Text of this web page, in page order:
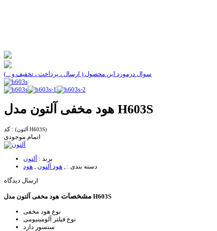
سوال درمورد این محصول ( ارسال ، پرداخت ، تخفیف و ...)
هود مخفی آلتون مدل H603S
کد : (آلتون H603S)
اتمام موجودی
برند : آلتون
دسته بندی :
هود آلتون
هود
ارسال دیدگاه
مشخصات هود مخفی آلتون مدل H603S
نوع هود مخفی
نوع فیلتر آلومینیومی
سنسور دارد